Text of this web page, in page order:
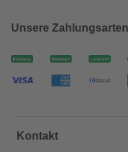
Unsere Zahlungsarten
Kontakt